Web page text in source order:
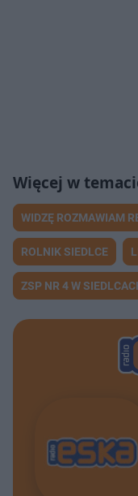
WIDZĘ ROZMAWIAM
ROLNIK SIEDLCE
ZSP NR 4 W